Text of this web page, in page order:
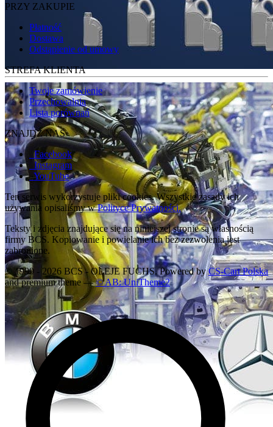
PRZY ZAKUPIE
Płatność
Dostawa
Odstąpienie od umowy
STREFA KLIENTA
Twoje zamówienie
Przechowalnia
Lista porównań
ZNAJDŹ NAS
Facebook
Instagram
YouTube
Ten serwis wykorzystuje pliki cookies. Wszystkie zasady ich
używania opisaliśmy wPolityce Prywatności.
Teksty i zdjęcia znajdujące się na niniejszej stronie są własnością
firmy BCS. Kopiowanie i powielanie ich bez zezwolenia jest
zabronione.
© 1999 - 2026 BCS - OLEJE FUCHS. Powered byCS-Cart Polska
and premium theme —© AB: UniTheme2